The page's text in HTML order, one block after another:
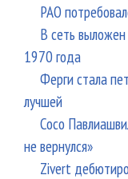
РАО
В сеть
1970 года
Ферги стала
лучшей
Сосо
не вернулся»
Zivert